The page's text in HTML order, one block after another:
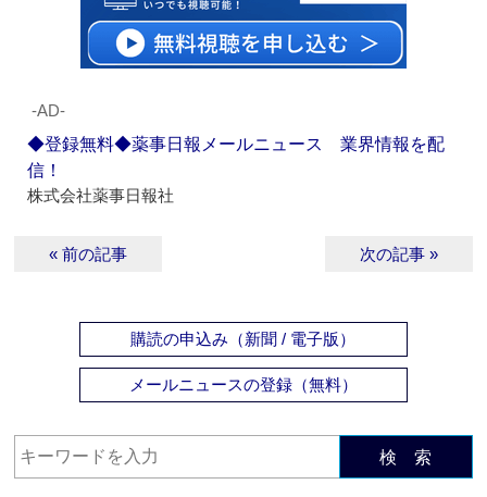
‐AD‐
◆登録無料◆薬事日報メールニュース 業界情報を配
信！
株式会社薬事日報社
« 前の記事 次の記事 »
購読の申込み（新聞 / 電子版）
メールニュースの登録（無料）
検 索